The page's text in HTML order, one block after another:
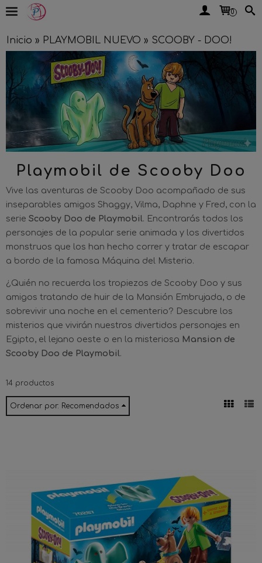
0
Inicio » PLAYMOBIL NUEVO » SCOOBY - DOO!
Playmobil de Scooby Doo
Vive las aventuras de Scooby Doo acompañado de sus
inseparables amigos Shaggy, Vilma, Daphne y Fred, con la
serie Scooby Doo de Playmobil. Encontrarás todos los
personajes de la popular serie animada y los divertidos
monstruos que los han hecho correr y tratar de escapar
a bordo de la famosa Máquina del Misterio.
¿Quién no recuerda los tropiezos de Scooby Doo y sus
amigos tratando de huir de la Mansión Embrujada, o de
sobrevivir una noche en el cementerio? Descubre los
misterios que vivirán nuestros divertidos personajes en
Egipto, el lejano oeste o en la misteriosa Mansion de
Scooby Doo de Playmobil.
14 productos
Ordenar por: Recomendados